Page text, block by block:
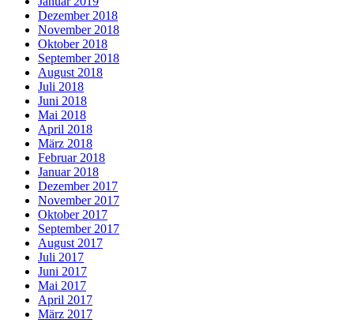
Dezember 2018
November 2018
Oktober 2018
September 2018
August 2018
Juli 2018
Juni 2018
Mai 2018
April 2018
März 2018
Februar 2018
Januar 2018
Dezember 2017
November 2017
Oktober 2017
September 2017
August 2017
Juli 2017
Juni 2017
Mai 2017
April 2017
März 2017